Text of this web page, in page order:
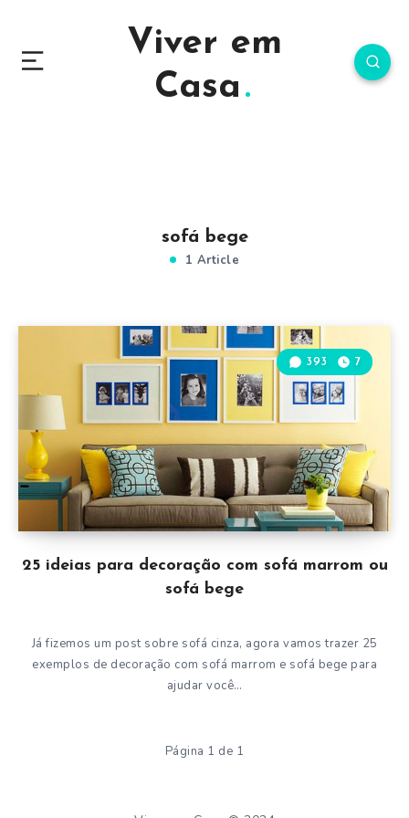
Viver em
Casa
sofá bege
1 Article
25 ideias para decoração com sofá marrom ou
sofá bege
393 7
Já fizemos um post sobre sofá cinza, agora vamos trazer 25
exemplos de decoração com sofá marrom e sofá bege para
ajudar você…
Página 1 de 1